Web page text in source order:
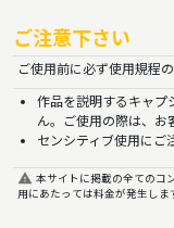
ご注意下さい
ご使用前に必ず使用規程
作品を説明するキャプ
ん。ご使用の際は、お
センシティブ使用にご
report_problem 本サイトに掲載の全てのコ
用にあたっては料金が発生しま